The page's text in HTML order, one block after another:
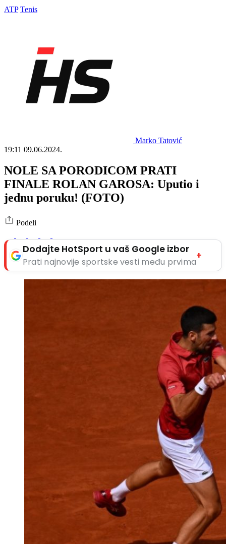
ATP Tenis
Marko Tatović
19:11 09.06.2024.
NOLE SA PORODICOM PRATI
FINALE ROLAN GAROSA: Uputio i
jednu poruku! (FOTO)
Podeli
Dodajte HotSport u vaš Google izbor
Prati najnovije sportske vesti među prvima
+